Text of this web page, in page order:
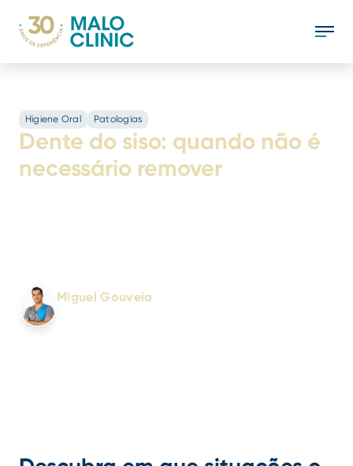
Higiene Oral Patologias
Dente do siso: quando não é
necessário remover
Miguel Gouveia